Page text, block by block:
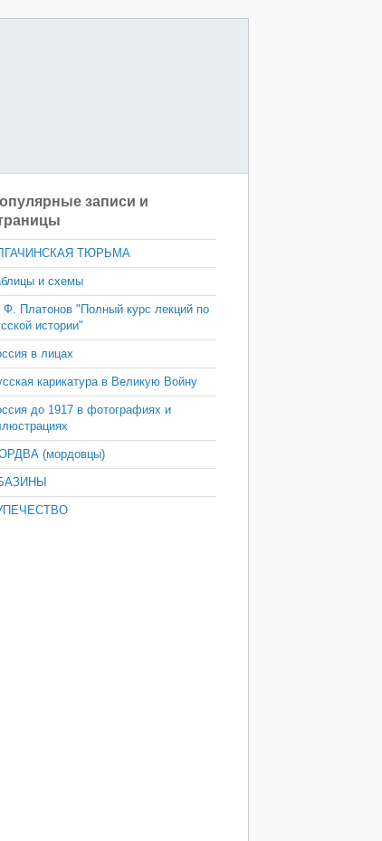
записи и
ТЮРЬМА
и схемы
Платонов "Полный курс лекций по
истории"
в лицах
карикатура в Великую Войну
до 1917 в фотографиях и
(мордовцы)